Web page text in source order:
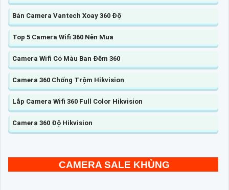
Bán Camera Vantech Xoay 360 Độ
Top 5 Camera Wifi 360 Nên Mua
Camera Wifi Có Màu Ban Đêm 360
Camera 360 Chống Trộm Hikvision
Lắp Camera Wifi 360 Full Color Hikvision
Camera 360 Độ Hikvision
CAMERA SALE KHỦNG